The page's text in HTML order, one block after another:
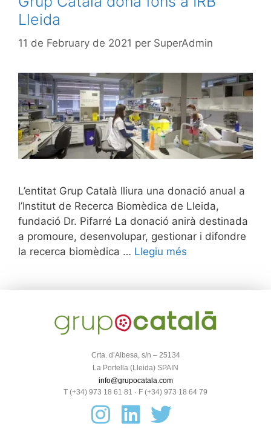
Lleida
11 de February de 2021 per SuperAdmin
L’entitat Grup Català lliura una donació anual a
l’Institut de Recerca Biomèdica de Lleida,
fundació Dr. Pifarré La donació anirà destinada
a promoure, desenvolupar, gestionar i difondre
la recerca biomèdica … Llegiu més
Crta. d’Albesa, s/n – 25134
La Portella (Lleida) SPAIN
info@grupocatala.com
T (+34) 973 18 61 81 · F (+34) 973 18 64 79